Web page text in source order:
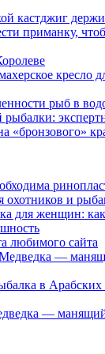
кастджиг
приманку,
кресло
рыб в
рыбалки:
«бронзового»
охотников и
для женщин:
любимого сайта
—
в
— манящий